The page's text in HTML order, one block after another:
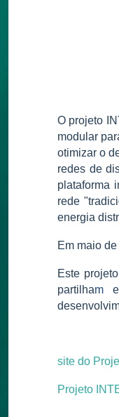
O projeto
modular
otimizar o
redes de
plataforma
rede
energia
Em maio
Este
partilham
site do
Projeto